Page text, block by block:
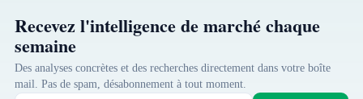
Recevez l'intelligence de marché chaque
semaine
Des analyses concrètes et des recherches directement dans votre boîte
mail. Pas de spam, désabonnement à tout moment.